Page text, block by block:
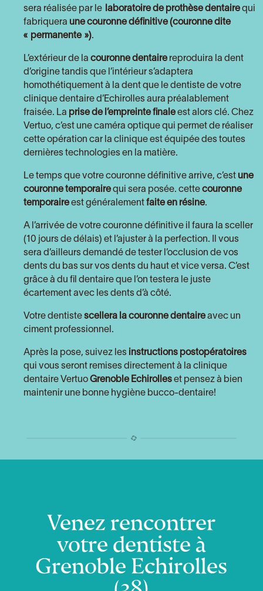
sera réalisée par le
laboratoire de prothèse dentaire qui
fabriquera une couronne définitive (couronne dite
« permanente »).
L’extérieur de la couronne dentaire reproduira la dent
d’origine tandis que l’intérieur s’adaptera
homothétiquement à la dent que le dentiste de votre
clinique dentaire d’Echirolles aura préalablement
fraisée. La prise de l’empreinte finale est alors clé. Chez
Vertuo, c’est une caméra optique qui permet de réaliser
cette opération car la clinique est équipée des toutes
dernières technologies en la matière.
Le temps que votre couronne définitive arrive, c’est une
couronne temporaire qui sera posée. cette couronne
temporaire est généralement faite en résine.
A l’arrivée de votre couronne définitive il faura la sceller
(10 jours de délais) et l’ajuster à la perfection. Il vous
sera d’ailleurs demandé de tester l’occlusion de vos
dents du bas sur vos dents du haut et vice versa. C’est
grâce à du fil dentaire que l’on testera le juste
écartement avec les dents d’à côté.
Votre dentiste scellera la couronne dentaire avec un
ciment professionnel.
Après la pose, suivez les instructions postopératoires
qui vous seront remises directement à la clinique
dentaire Vertuo Grenoble Echirolles et pensez à bien
maintenir une bonne hygiène bucco-dentaire!
Venez rencontrer
votre dentiste à
Grenoble Echirolles
(38)